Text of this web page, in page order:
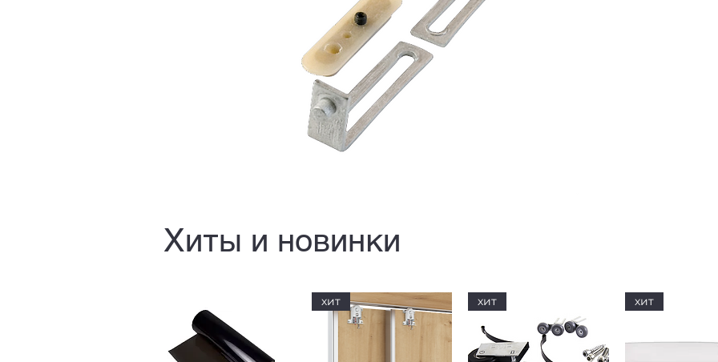
Хиты и новинки
хит хит хит